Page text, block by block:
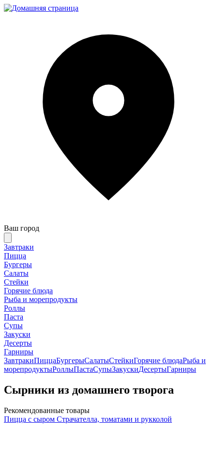
Ваш город
Завтраки
Пицца
Бургеры
Салаты
Стейки
Горячие блюда
Рыба и морепродукты
Роллы
Паста
Супы
Закуски
Десерты
Гарниры
ЗавтракиПиццаБургерыСалатыСтейкиГорячие блюдаРыба и
морепродуктыРоллыПастаСупыЗакускиДесертыГарниры
Сырники из домашнего творога
Рекомендованные товары
Пицца с сыром Страчателла, томатами и рукколой